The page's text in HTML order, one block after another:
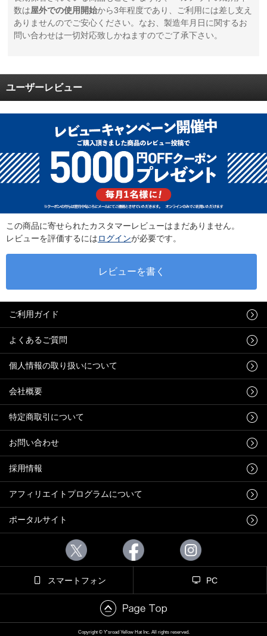
数は屋外での使用開始から3年程度であり、ご利用には差し支え
ありませんのでご安心ください。なお、製造年月日に関するお
問い合わせは一切対応致しかねますのでご了承下さい。
ユーザーレビュー
この商品に寄せられたカスタマーレビューはまだありません。
レビューを評価するにはログインが必要です。
ご利用ガイド
よくあるご質問
個人情報の取り扱いについて
会社概要
特定商取引について
お問い合わせ
採用情報
アフィリエイトプログラムについて
ポータルサイト
スマートフォン PC
Copyright © Y'sroad Yellow Hat Inc. All rights reserved.